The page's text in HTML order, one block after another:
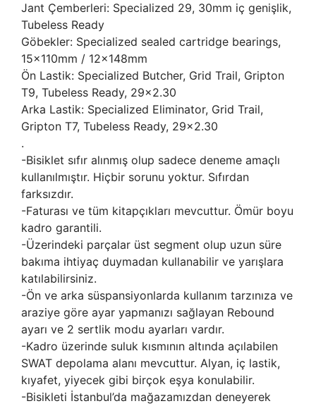
Jant Çemberleri: Specialized 29, 30mm iç genişlik,
Tubeless Ready
Göbekler: Specialized sealed cartridge bearings,
15x110mm / 12x148mm
Ön Lastik: Specialized Butcher, Grid Trail, Gripton
T9, Tubeless Ready, 29x2.30
Arka Lastik: Specialized Eliminator, Grid Trail,
Gripton T7, Tubeless Ready, 29x2.30
.
-Bisiklet sıfır alınmış olup sadece deneme amaçlı
kullanılmıştır. Hiçbir sorunu yoktur. Sıfırdan
farksızdır.
-Faturası ve tüm kitapçıkları mevcuttur. Ömür boyu
kadro garantili.
-Üzerindeki parçalar üst segment olup uzun süre
bakıma ihtiyaç duymadan kullanabilir ve yarışlara
katılabilirsiniz.
-Ön ve arka süspansiyonlarda kullanım tarzınıza ve
araziye göre ayar yapmanızı sağlayan Rebound
ayarı ve 2 sertlik modu ayarları vardır.
-Kadro üzerinde suluk kısmının altında açılabilen
SWAT depolama alanı mevcuttur. Alyan, iç lastik,
kıyafet, yiyecek gibi birçok eşya konulabilir.
-Bisikleti İstanbul’da mağazamızdan deneyerek